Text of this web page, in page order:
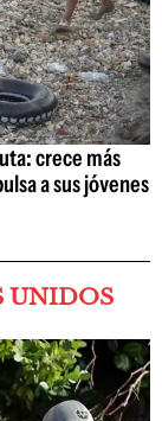
crece más
a sus jóvenes
UNIDOS